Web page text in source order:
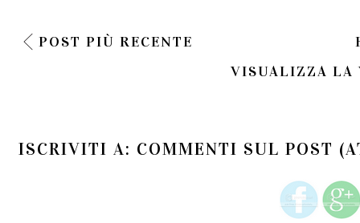
POST PIÙ RECENTE
VISUALIZZA LA
ISCRIVITI A: COMMENTI SUL POST